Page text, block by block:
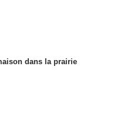
dans la prairie